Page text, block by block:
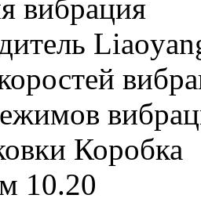
вибрация
Коробка
10.20